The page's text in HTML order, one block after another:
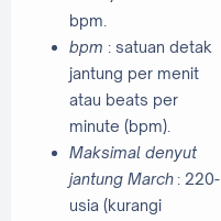
bpm.
bpm : satuan detak
jantung per menit
atau beats per
minute (bpm).
Maksimal denyut
jantung March : 220-
usia (kurangi